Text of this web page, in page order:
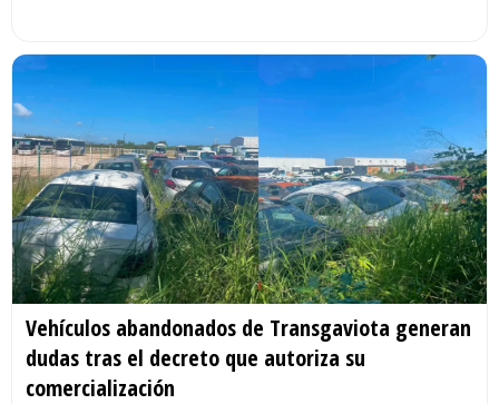
Vehículos abandonados de Transgaviota generan
dudas tras el decreto que autoriza su
comercialización